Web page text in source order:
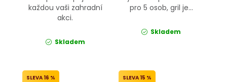
každou vaši zahradní
akci.
Skladem
pro 5 osob, gril je...
Skladem
16 % 15 %